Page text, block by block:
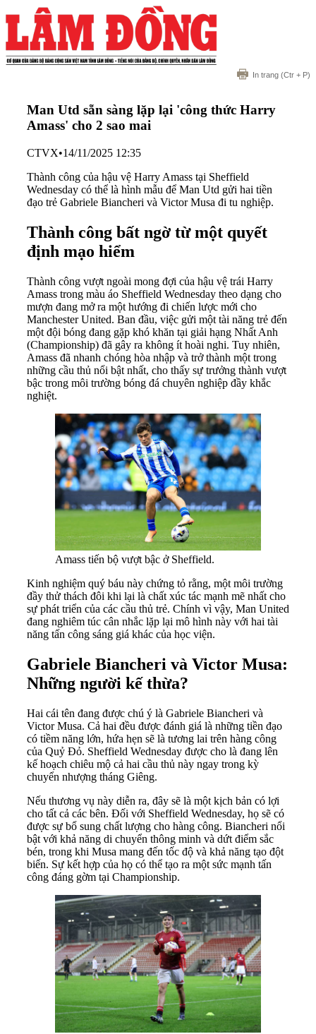
In trang (Ctr + P)
Man Utd sẵn sàng lặp lại 'công thức Harry
Amass' cho 2 sao mai
CTVX•14/11/2025 12:35
Thành công của hậu vệ Harry Amass tại Sheffield
Wednesday có thể là hình mẫu để Man Utd gửi hai tiền
đạo trẻ Gabriele Biancheri và Victor Musa đi tu nghiệp.
Thành công bất ngờ từ một quyết
định mạo hiểm
Thành công vượt ngoài mong đợi của hậu vệ trái Harry
Amass trong màu áo Sheffield Wednesday theo dạng cho
mượn đang mở ra một hướng đi chiến lược mới cho
Manchester United. Ban đầu, việc gửi một tài năng trẻ đến
một đội bóng đang gặp khó khăn tại giải hạng Nhất Anh
(Championship) đã gây ra không ít hoài nghi. Tuy nhiên,
Amass đã nhanh chóng hòa nhập và trở thành một trong
những cầu thủ nổi bật nhất, cho thấy sự trưởng thành vượt
bậc trong môi trường bóng đá chuyên nghiệp đầy khắc
nghiệt.
Amass tiến bộ vượt bậc ở Sheffield.
Kinh nghiệm quý báu này chứng tỏ rằng, một môi trường
đầy thử thách đôi khi lại là chất xúc tác mạnh mẽ nhất cho
sự phát triển của các cầu thủ trẻ. Chính vì vậy, Man United
đang nghiêm túc cân nhắc lặp lại mô hình này với hai tài
năng tấn công sáng giá khác của học viện.
Gabriele Biancheri và Victor Musa:
Những người kế thừa?
Hai cái tên đang được chú ý là Gabriele Biancheri và
Victor Musa. Cả hai đều được đánh giá là những tiền đạo
có tiềm năng lớn, hứa hẹn sẽ là tương lai trên hàng công
của Quỷ Đỏ. Sheffield Wednesday được cho là đang lên
kế hoạch chiêu mộ cả hai cầu thủ này ngay trong kỳ
chuyển nhượng tháng Giêng.
Nếu thương vụ này diễn ra, đây sẽ là một kịch bản có lợi
cho tất cả các bên. Đối với Sheffield Wednesday, họ sẽ có
được sự bổ sung chất lượng cho hàng công. Biancheri nổi
bật với khả năng di chuyển thông minh và dứt điểm sắc
bén, trong khi Musa mang đến tốc độ và khả năng tạo đột
biến. Sự kết hợp của họ có thể tạo ra một sức mạnh tấn
công đáng gờm tại Championship.